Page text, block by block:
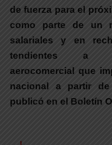
de fuerza para el
como parte de un
salariales y en
tendientes a
aerocomercial que
nacional a partir
publicó en el Boletín